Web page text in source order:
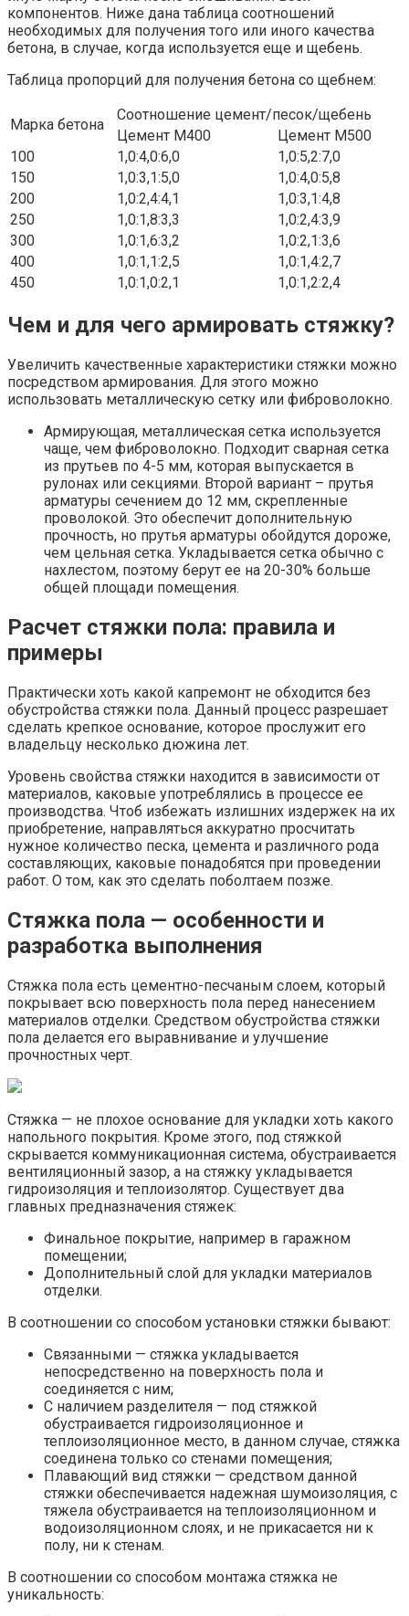
компонентов. Ниже дана таблица соотношений
необходимых для получения того или иного качества
бетона, в случае, когда используется еще и щебень.
Таблица пропорций для получения бетона со щебнем:
Марка бетона
Соотношение цемент/песок/щебень
Цемент М400
Цемент М500
100
1,0:4,0:6,0
1,0:5,2:7,0
150
1,0:3,1:5,0
1,0:4,0:5,8
200
1,0:2,4:4,1
1,0:3,1:4,8
250
1,0:1,8:3,3
1,0:2,4:3,9
300
1,0:1,6:3,2
1,0:2,1:3,6
400
1,0:1,1:2,5
1,0:1,4:2,7
450
1,0:1,0:2,1 1,0:1,2:2,4
Чем и для чего армировать стяжку?
Увеличить качественные характеристики стяжки можно
посредством армирования. Для этого можно
использовать металлическую сетку или фиброволокно.
Армирующая, металлическая сетка используется
чаще, чем фиброволокно. Подходит сварная сетка
из прутьев по 4-5 мм, которая выпускается в
рулонах или секциями. Второй вариант – прутья
арматуры сечением до 12 мм, скрепленные
проволокой. Это обеспечит дополнительную
прочность, но прутья арматуры обойдутся дороже,
чем цельная сетка. Укладывается сетка обычно с
нахлестом, поэтому берут ее на 20-30% больше
общей площади помещения.
Расчет стяжки пола: правила и
примеры
Практически хоть какой капремонт не обходится без
обустройства стяжки пола. Данный процесс разрешает
сделать крепкое основание, которое прослужит его
владельцу несколько дюжина лет.
Уровень свойства стяжки находится в зависимости от
материалов, каковые употреблялись в процессе ее
производства. Чтоб избежать излишних издержек на их
приобретение, направляться аккуратно просчитать
нужное количество песка, цемента и различного рода
составляющих, каковые понадобятся при проведении
работ. О том, как это сделать поболтаем позже.
Стяжка пола — особенности и
разработка выполнения
Стяжка пола есть цементно-песчаным слоем, который
покрывает всю поверхность пола перед нанесением
материалов отделки. Средством обустройства стяжки
пола делается его выравнивание и улучшение
прочностных черт.
Стяжка — не плохое основание для укладки хоть какого
напольного покрытия. Кроме этого, под стяжкой
скрывается коммуникационная система, обустраивается
вентиляционный зазор, а на стяжку укладывается
гидроизоляция и теплоизолятор. Существует два
главных предназначения стяжек:
Финальное покрытие, например в гаражном
помещении;
Дополнительный слой для укладки материалов
отделки.
В соотношении со способом установки стяжки бывают:
Связанными — стяжка укладывается
непосредственно на поверхность пола и
соединяется с ним;
С наличием разделителя — под стяжкой
обустраивается гидроизоляционное и
теплоизоляционное место, в данном случае, стяжка
соединена только со стенами помещения;
Плавающий вид стяжки — средством данной
стяжки обеспечивается надежная шумоизоляция, с
тяжела обустраивается на теплоизоляционном и
водоизоляционном слоях, и не прикасается ни к
полу, ни к стенам.
В соотношении со способом монтажа стяжка не
уникальность: